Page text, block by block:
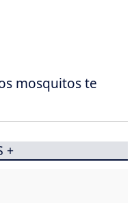
mosquitos te
+